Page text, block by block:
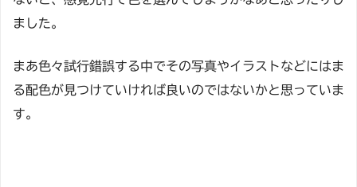
ました。
まあ色々試行錯誤する中でその写真やイラストなどにはま
る配色が見つけていければ良いのではないかと思っていま
す。